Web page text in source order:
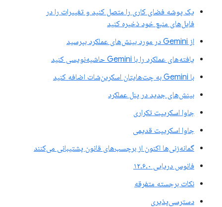
یک پوشه فضای کاری را متصل کنید و تغییرات را در
فایل‌های منبع خود ذخیره کنید
از Gemini در مورد بینش‌های عملکرد بپرسید
یافته‌های عملکرد را با Gemini حاشیه‌نویسی کنید
با Gemini به چت‌هایتان اسکرین‌شات اضافه کنید
بینش‌های جدید در پنل عملکرد
جاوا اسکریپت تکراری
جاوا اسکریپت قدیمی
گمانه‌زنی‌ها اکنون از برچسب‌های قانون پشتیبانی می‌کنند
فانوس دریایی ۱۲.۶.۰
نکات برجسته متفرقه
دسترسی‌پذیری